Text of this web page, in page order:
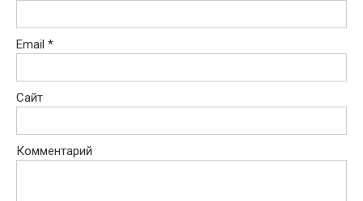
Email *
Сайт
Комментарий